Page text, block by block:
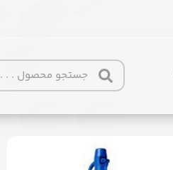
athttps://tajhiz-sanat.com/